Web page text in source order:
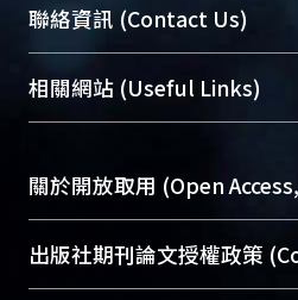
臺大位居世界頂尖大學之列
展現本校豐碩的研究成果及
機構典藏（NTUR）與學術
台，成為臺大學術典藏NTU
成果。
To permanently archive
profiles and scholarly
services of “NTU
聯絡資訊 (Contact Us)
總館學科館員(Main Library)
醫學圖書館學科館員
Sciences Library)
相關網站 (Useful Links)
關於開放取用 (Open
開放取用是從使用者角度提
動，應用在學術研究上是透
出版社期刊論文授權政策